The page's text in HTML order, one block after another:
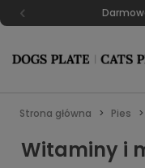
Strona główna Pies
Witaminy i